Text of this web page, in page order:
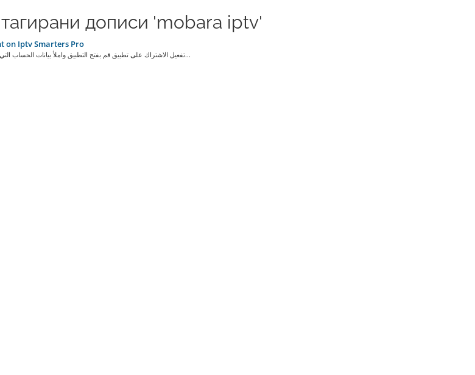
дописи 'mobara iptv'
on Iptv Smarters Pro
LG على شاشة IPTV Smarters Pro تفعيل الاشتراك على تطبيق قم بفتح التطبيق واملأ بيانات الحساب التي...